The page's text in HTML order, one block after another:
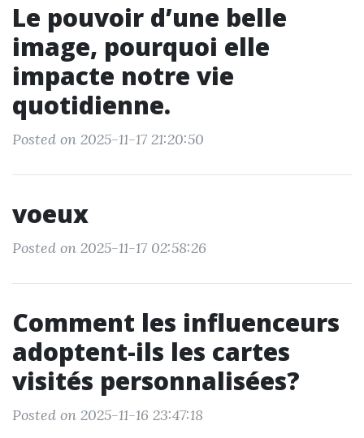
Le pouvoir d’une belle
image, pourquoi elle
impacte notre vie
quotidienne.
Posted on 2025-11-17 21:20:50
voeux
Posted on 2025-11-17 02:58:26
Comment les influenceurs
adoptent-ils les cartes
visités personnalisées?
Posted on 2025-11-16 23:47:18